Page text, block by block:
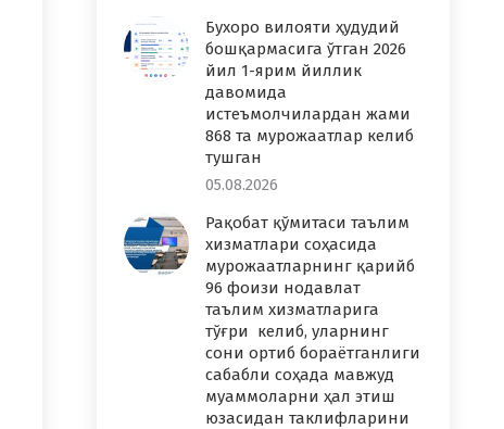
Бухоро вилояти ҳудудий
бошқармасига ўтган 2026
йил 1-ярим йиллик
давомида
истеъмолчилардан жами
868 та мурожаатлар келиб
тушган
05.08.2026
Рақобат қўмитаси таълим
хизматлари соҳасида
мурожаатларнинг қарийб
96 фоизи нодавлат
таълим хизматларига
тўғри келиб, уларнинг
сони ортиб бораётганлиги
сабабли соҳада мавжуд
муаммоларни ҳал этиш
юзасидан таклифларини